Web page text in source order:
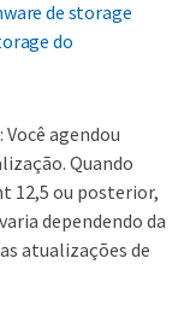
de storage
do
: Você agendou
Quando
12,5 ou posterior,
dependendo da
atualizações de